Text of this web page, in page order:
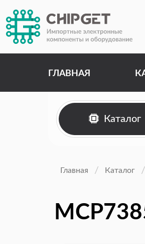
ГЛАВНАЯ
Каталог
Главная Каталог